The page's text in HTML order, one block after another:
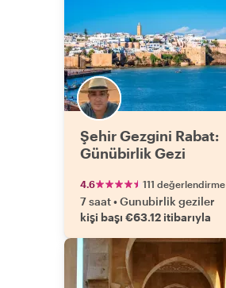
Şehir Gezgini Rabat:
Günübirlik Gezi
4.6 111 değerlendirme
7 saat•Gunubirlik geziler
kişi başı €63.12 itibarıyla